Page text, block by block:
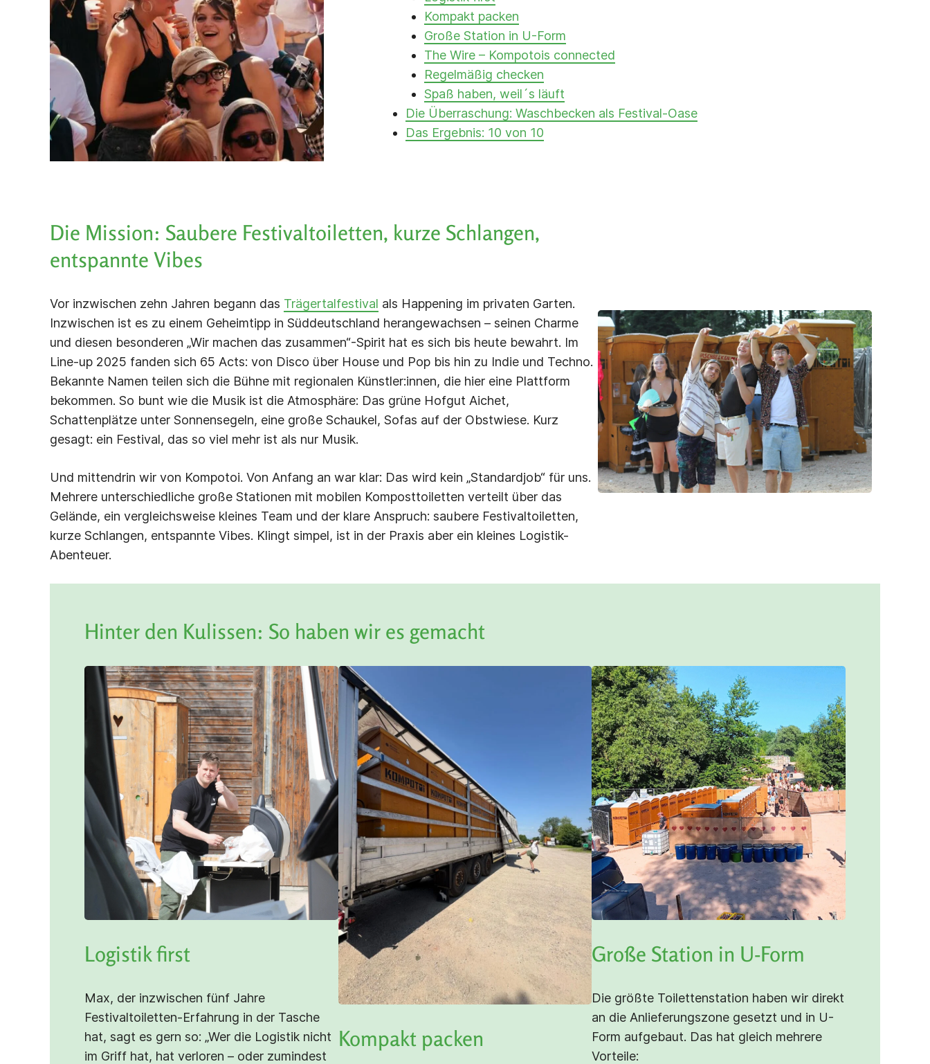
Kompakt packen
Große Station in U-Form
The Wire – Kompotois connected
Regelmäßig checken
Spaß haben, weil´s läuft
Die Überraschung: Waschbecken als Festival-Oase
Das Ergebnis: 10 von 10
Die Mission: Saubere Festivaltoiletten, kurze Schlangen,
entspannte Vibes
Vor inzwischen zehn Jahren begann das Trägertalfestival als Happening im privaten Garten.
Inzwischen ist es zu einem Geheimtipp in Süddeutschland herangewachsen – seinen Charme
und diesen besonderen „Wir machen das zusammen“-Spirit hat es sich bis heute bewahrt. Im
Line-up 2025 fanden sich 65 Acts: von Disco über House und Pop bis hin zu Indie und Techno.
Bekannte Namen teilen sich die Bühne mit regionalen Künstler:innen, die hier eine Plattform
bekommen. So bunt wie die Musik ist die Atmosphäre: Das grüne Hofgut Aichet,
Schattenplätze unter Sonnensegeln, eine große Schaukel, Sofas auf der Obstwiese. Kurz
gesagt: ein Festival, das so viel mehr ist als nur Musik.
Und mittendrin wir von Kompotoi. Von Anfang an war klar: Das wird kein „Standardjob“ für uns.
Mehrere unterschiedliche große Stationen mit mobilen Komposttoiletten verteilt über das
Gelände, ein vergleichsweise kleines Team und der klare Anspruch: saubere Festivaltoiletten,
kurze Schlangen, entspannte Vibes. Klingt simpel, ist in der Praxis aber ein kleines Logistik-
Abenteuer.
Hinter den Kulissen: So haben wir es gemacht
Logistik first
Max, der inzwischen fünf Jahre
Festivaltoiletten-Erfahrung in der Tasche
hat, sagt es gern so: „Wer die Logistik nicht
im Griff hat, hat verloren – oder zumindest
Kompakt packen
Große Station in U-Form
Die größte Toilettenstation haben wir direkt
an die Anlieferungszone gesetzt und in U-
Form aufgebaut. Das hat gleich mehrere
Vorteile: